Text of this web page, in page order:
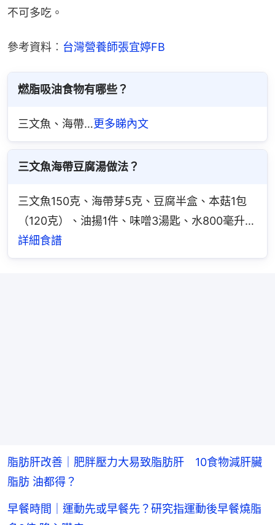
不可多吃。
參考資料︰ 台灣營養師張宜婷FB
燃脂吸油食物有哪些？
三文魚、海帶…更多睇內文
三文魚海帶豆腐湯做法？
三文魚150克、海帶芽5克、豆腐半盒、本菇1包
（120克）、油揚1件、味噌3湯匙、水800毫升…
詳細食譜
脂肪肝改善｜肥胖壓力大易致脂肪肝 10食物減肝臟
脂肪 油都得？
早餐時間｜運動先或早餐先？研究指運動後早餐燒脂